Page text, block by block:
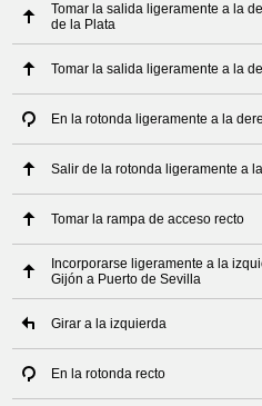
Tomar la salida ligeramente a la
de la Plata
Tomar la salida ligeramente a la
En la rotonda ligeramente a la
Salir de la rotonda ligeramente a
Tomar la rampa de acceso recto
Incorporarse ligeramente a la
Gijón a Puerto de Sevilla
Girar a la izquierda
En la rotonda recto